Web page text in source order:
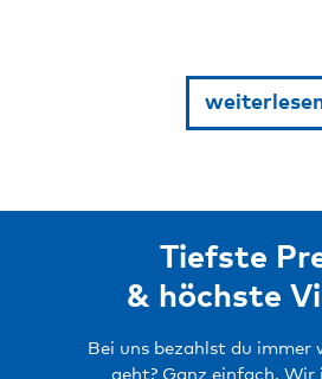
euren
Märkten verkaufen,
Mengen davon. Das
Bei T&G gibt es
Größtmengen, von
etwas habt. Ganz
Tiefste
& höchste
Bei uns bezahlst du immer
geht? Ganz einfach. Wir